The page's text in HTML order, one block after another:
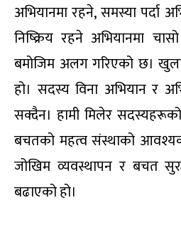
अभियानमा रहने, समस्या पर्दा
निष्क्रिय रहने अभियानमा
बमोजिम अलग गरिएको छ। खुला
हो। सदस्य विना अभियान र
सक्दैन। हामी मिलेर
बचतको महत्व संस्थाको
जोखिम व्यवस्थापन र बचत
बढाएको हो।